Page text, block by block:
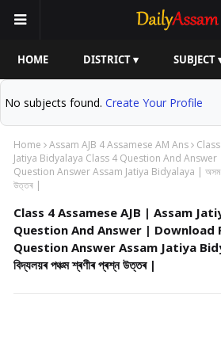
HOME DISTRICT ▾ SUBJECT
No subjects found. Create Your Profile
Home Assam AJB 4 Assamese AM Ans
Jatiya Bidyalaya Class 4 Question And
Question Answer Assam Jatiya Bidyalaya | অসম
উত্তৰ |
Class 4 Assamese AJB | Assam
Question And Answer | Download
Question Answer Assam Jatiya
বিদ্যলয়ৰ পঞ্চম শ্ৰণীৰ প্ৰশ্ন উত্তৰ |